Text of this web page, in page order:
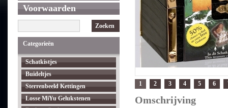
Voorwaarden
Zoeken
Categorieën
Schatkistjes
Buideltjes
Sterrenbeeld Kettingen
Losse MiYu Gelukstenen
1 2 3 4 5 6
Omschrijving